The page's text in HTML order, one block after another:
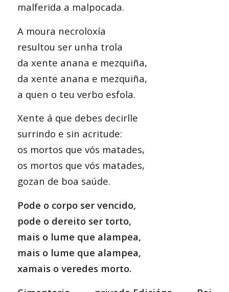
malferida a malpocada.
A moura necroloxía
resultou ser unha trola
da xente anana e mezquiña,
da xente anana e mezquiña,
a quen o teu verbo esfola.
Xente á que debes decirlle
surrindo e sin acritude:
os mortos que vós matades,
os mortos que vós matades,
gozan de boa saúde.
Pode o corpo ser vencido,
pode o dereito ser torto,
mais o lume que alampea,
mais o lume que alampea,
xamais o veredes morto.